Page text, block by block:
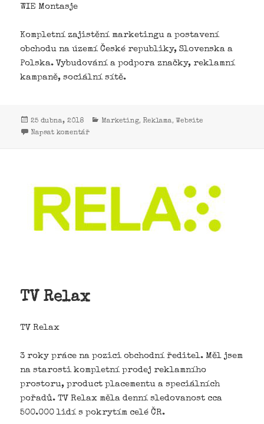
WIE Montasje
Kompletní zajistění marketingu a postavení
obchodu na území České republiky, Slovenska a
Polska. Vybudování a podpora značky, reklamní
kampaně, sociální sítě.
25 dubna, 2018 Marketing, Reklama,Website
Napsat komentář
TV Relax
TV Relax
3 roky práce na pozici obchodní ředitel. Měl jsem
na starosti kompletní prodej reklamního
prostoru, product placementu a speciálních
pořadů. TV Relax měla denní sledovanost cca
500.000 lidí s pokrytím celé ČR.